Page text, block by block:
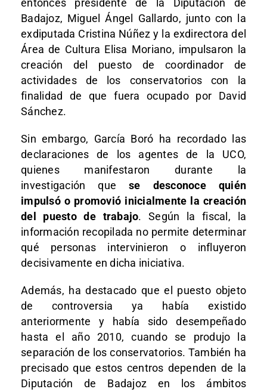
entonces presidente de la Diputación de
Badajoz, Miguel Ángel Gallardo, junto con la
exdiputada Cristina Núñez y la exdirectora del
Área de Cultura Elisa Moriano, impulsaron la
creación del puesto de coordinador de
actividades de los conservatorios con la
finalidad de que fuera ocupado por David
Sánchez.
Sin embargo, García Boró ha recordado las
declaraciones de los agentes de la UCO,
quienes manifestaron durante la
investigación que se desconoce quién
impulsó o promovió inicialmente la creación
del puesto de trabajo. Según la fiscal, la
información recopilada no permite determinar
qué personas intervinieron o influyeron
decisivamente en dicha iniciativa.
Además, ha destacado que el puesto objeto
de controversia ya había existido
anteriormente y había sido desempeñado
hasta el año 2010, cuando se produjo la
separación de los conservatorios. También ha
precisado que estos centros dependen de la
Diputación de Badajoz en los ámbitos